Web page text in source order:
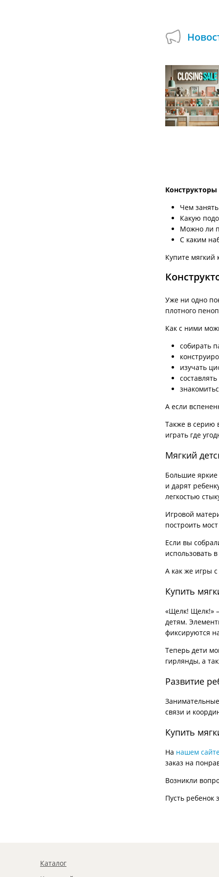
Чем
Какую
Можно ли
С каким
Купите мягкий
Уже ни одно
плотного
Как с ними
собирать
изучать
А если
Также в серию
играть где
Мягкий
Большие яркие
и дарят
легкостью
Игровой
построить
Если вы
использовать
А как же игры
Купить
«Щелк! Щелк!»
детям.
фиксируются
Теперь дети
гирлянды, а
Развитие
связи и
Купить
На нашем
заказ на
Возникли
Пусть ребенок
Каталог